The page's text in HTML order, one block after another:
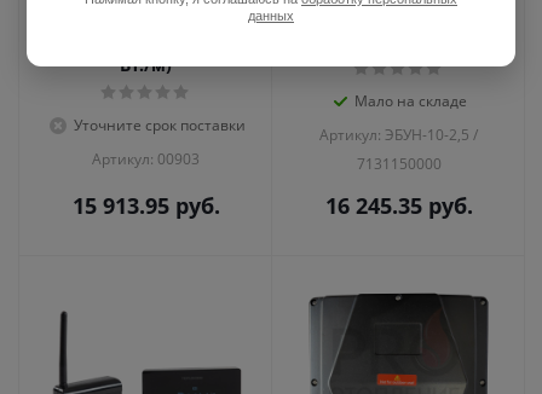
Вт./м)
Уточните срок поставки
Артикул: 00903
15 913.95руб.
Мало на складе
Артикул: ЭБУН-10-2,5 /
7131150000
16 245.35руб.
данных